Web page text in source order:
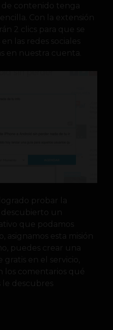
contenido tenga
Con la extensión
2 clics para que se
las redes sociales
en nuestra cuenta.
probar la
descubierto un
que podamos
asignamos esta misión
puedes crear una
en el servicio,
comentarios qué
descubres